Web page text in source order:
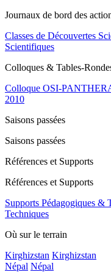
Journaux de bord des
Classes de Découvertes
Scientifiques
Colloques & Tables-
Colloque OSI-
2010
Saisons passées
Saisons passées
Références et Supports
Références et Supports
Supports Pédagogiques &
Techniques
Où sur le terrain
Kirghizstan Kirghizstan
Népal Népal